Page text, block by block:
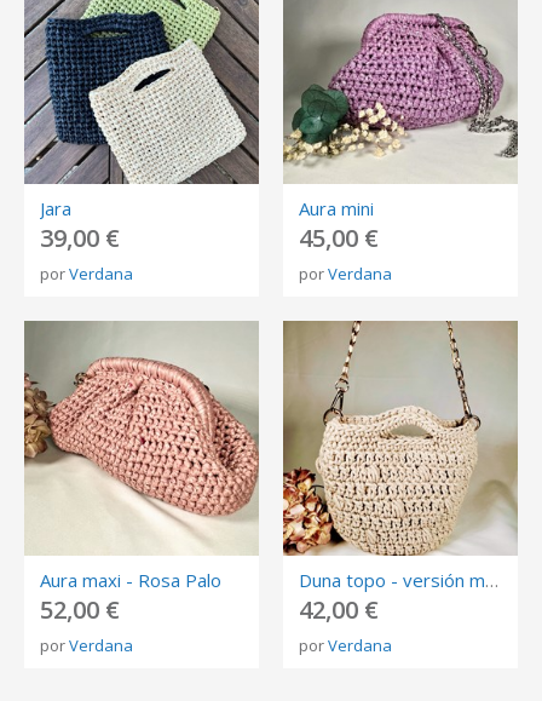
Jara
39,00 €
porVerdana
Aura mini
45,00 €
porVerdana
Aura maxi - Rosa Palo
52,00 €
porVerdana
Duna topo - versión madroño
42,00 €
porVerdana